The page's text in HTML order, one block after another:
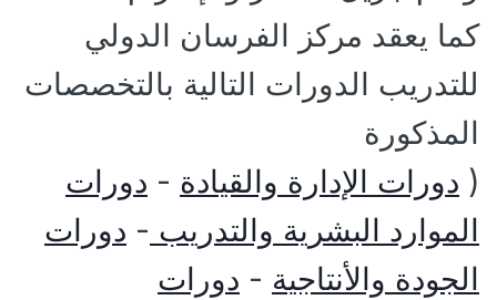
كما يعقد مركز الفرسان الدولي
للتدريب الدورات التالية بالتخصصات
المذكورة
( دورات الإدارة والقيادة- دورات
الموارد البشرية والتدريب - دورات
الجودة والأنتاجية- دورات